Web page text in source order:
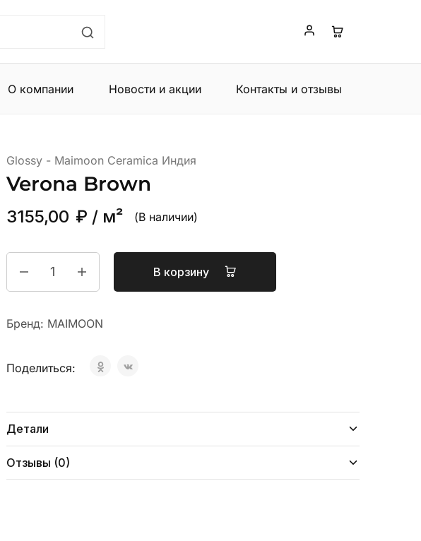
О компании Новости и акции Контакты и отзывы
Glossy - Maimoon Ceramica Индия
Verona Brown
3155,00 ₽ / м² (В наличии)
В корзину
Бренд: MAIMOON
Поделиться:
Детали
Отзывы (0)